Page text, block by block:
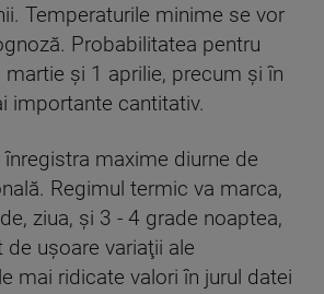
Temperaturile minime se vor
Probabilitatea pentru
şi 1 aprilie, precum şi în
importante cantitativ.
maxime diurne de
Regimul termic va marca,
ziua, şi 3 - 4 grade noaptea,
uşoare variaţii ale
mai ridicate valori în jurul datei